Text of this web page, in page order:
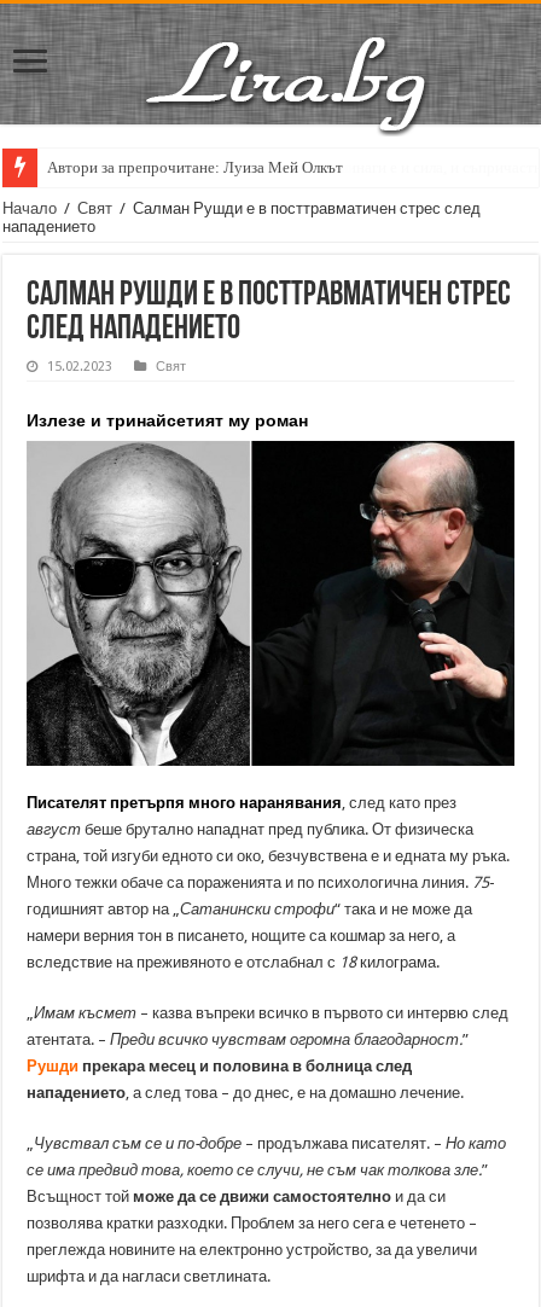
Автори за препрочитане: Луиза Мей Олкът
Кирил Кадийски: „Плачът на големия поет винаги е и сила, и
Начало / Свят / Салман Рушди е в посттравматичен стрес след
нападението
Салман Рушди е в посттравматичен стрес
след нападението
15.02.2023 Свят
Излезе и тринайсетият му роман
Писателят претърпя много наранявания, след като през
август беше брутално нападнат пред публика. От физическа
страна, той изгуби едното си око, безчувствена е и едната му ръка.
Много тежки обаче са пораженията и по психологична линия. 75-
годишният автор на „Сатанински строфи“ така и не може да
намери верния тон в писането, нощите са кошмар за него, а
вследствие на преживяното е отслабнал с 18килограма.
„Имам късмет – казва въпреки всичко в първото си интервю след
атентата. –Преди всичко чувствам огромна благодарност.”
Рушди прекара месец и половина в болница след
нападението, а след това – до днес, е на домашно лечение.
„Чувствал съм се и по-добре – продължава писателят. –Но като
се има предвид това, което се случи, не съм чак толкова зле.”
Всъщност той може да се движи самостоятелно и да си
позволява кратки разходки. Проблем за него сега е четенето –
преглежда новините на електронно устройство, за да увеличи
шрифта и да нагласи светлината.